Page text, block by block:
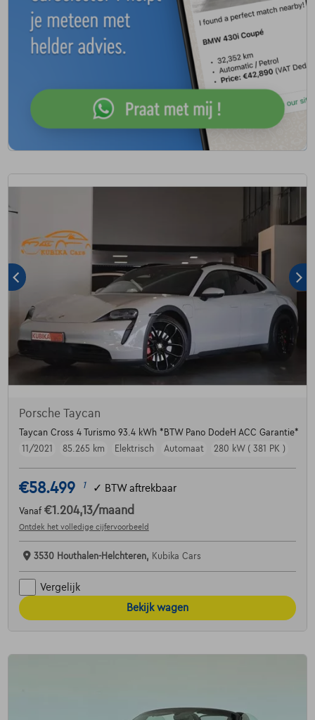
Porsche Taycan
Taycan Cross 4 Turismo 93.4 kWh *BTW Pano DodeH ACC Garantie*
11/2021
85.265 km Elektrisch Automaat 280 kW ( 381 PK )
€58.499 1 ✓ BTW aftrekbaar
Vanaf €1.204,13/maand
Ontdek het volledige cijfervoorbeeld
3530 Houthalen-Helchteren, Kubika Cars
Vergelijk
Bekijk wagen